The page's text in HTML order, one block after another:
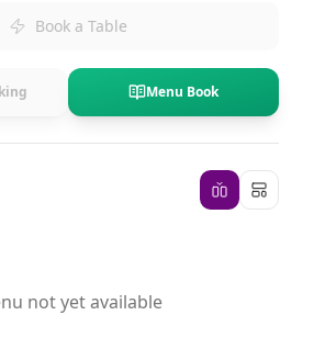
Book a Table
Menu Book
not yet available